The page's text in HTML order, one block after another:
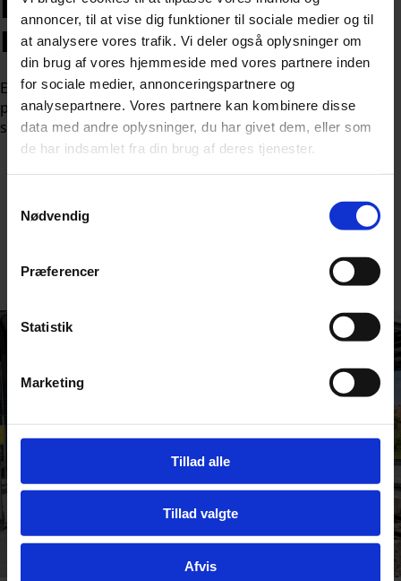
annoncer, til at vise dig funktioner til sociale medier og til
at analysere vores trafik. Vi deler også oplysninger om
din brug af vores hjemmeside med vores partnere inden
for sociale medier, annonceringspartnere og
analysepartnere. Vores partnere kan kombinere disse
data med andre oplysninger, du har givet dem, eller som
de har indsamlet fra din brug af deres tjenester.
Nødvendig
Præferencer
Statistik
Marketing
Tillad alle
Tillad valgte
Afvis
Kunder kan ikke købe
En teknisk fejl i DSB’s app gør det umuligt at købe
pendlerkort og det er bestemt ikke første gang, at det
sker.